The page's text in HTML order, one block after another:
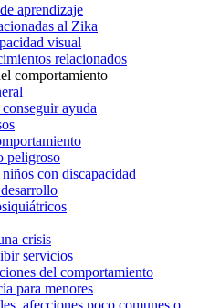
aprendizaje
al Zika
visual
relacionados
comportamiento
ayuda
peligroso
con discapacidad
crisis
servicios
del comportamiento
para menores
afecciones poco comunes o